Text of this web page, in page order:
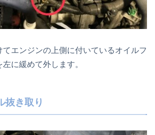
てエンジンの上側に付いているオイルフ
に緩めて外します。
抜き取り